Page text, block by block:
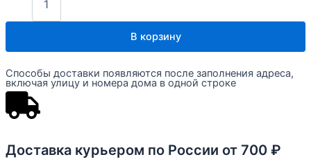
А.
"Школа
знаний"
в
х
собрание
сочинений,
В корзину
Способы доставки появляются после заполнения адреса,
включая улицу и номера дома в одной строке
Доставка курьером по России от 700 ₽